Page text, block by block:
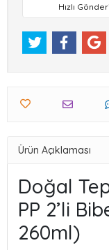
Hızlı Gönderi
Ürün Açıklaması
Doğal
PP 2’li
260ml)